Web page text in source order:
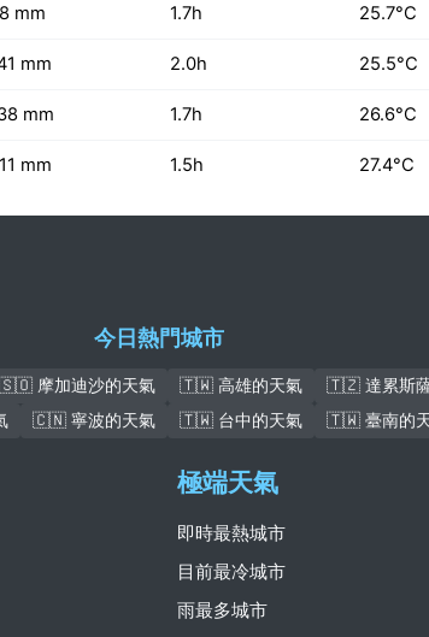
mm 1.7h 25.7°C
mm 2.0h 25.5°C
mm 1.7h 26.6°C
mm 1.5h 27.4°C
今日熱門城市
🇸🇴 摩加迪沙的天氣 🇹🇼 高雄的天氣
🇹🇿 達累斯
🇨🇳 寧波的天氣 🇹🇼 台中的天氣 🇹🇼 臺南的
極端天氣
即時最熱城市
目前最冷城市
雨最多城市